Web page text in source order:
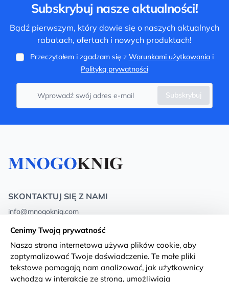
Subskrybuj nasze aktualności!
Bądź pierwszym, który dowie się o naszych aktualnych
rabatach, ofertach i nowych produktach!
Przeczytałem i zgadzam się z Warunkami użytkowaniai
Polityką prywatności
Subskrybuj
SKONTAKTUJ SIĘ Z NAMI
info@mnogoknig.com
Rīga, Augusta Deglava 69d, LV-1082
O nas Privacy Policy
Cenimy Twoją prywatność
Nasza strona internetowa używa plików cookie, aby
zoptymalizować Twoje doświadczenie. Te małe pliki
tekstowe pomagają nam analizować, jak użytkownicy
wchodzą w interakcję ze stroną, umożliwiają